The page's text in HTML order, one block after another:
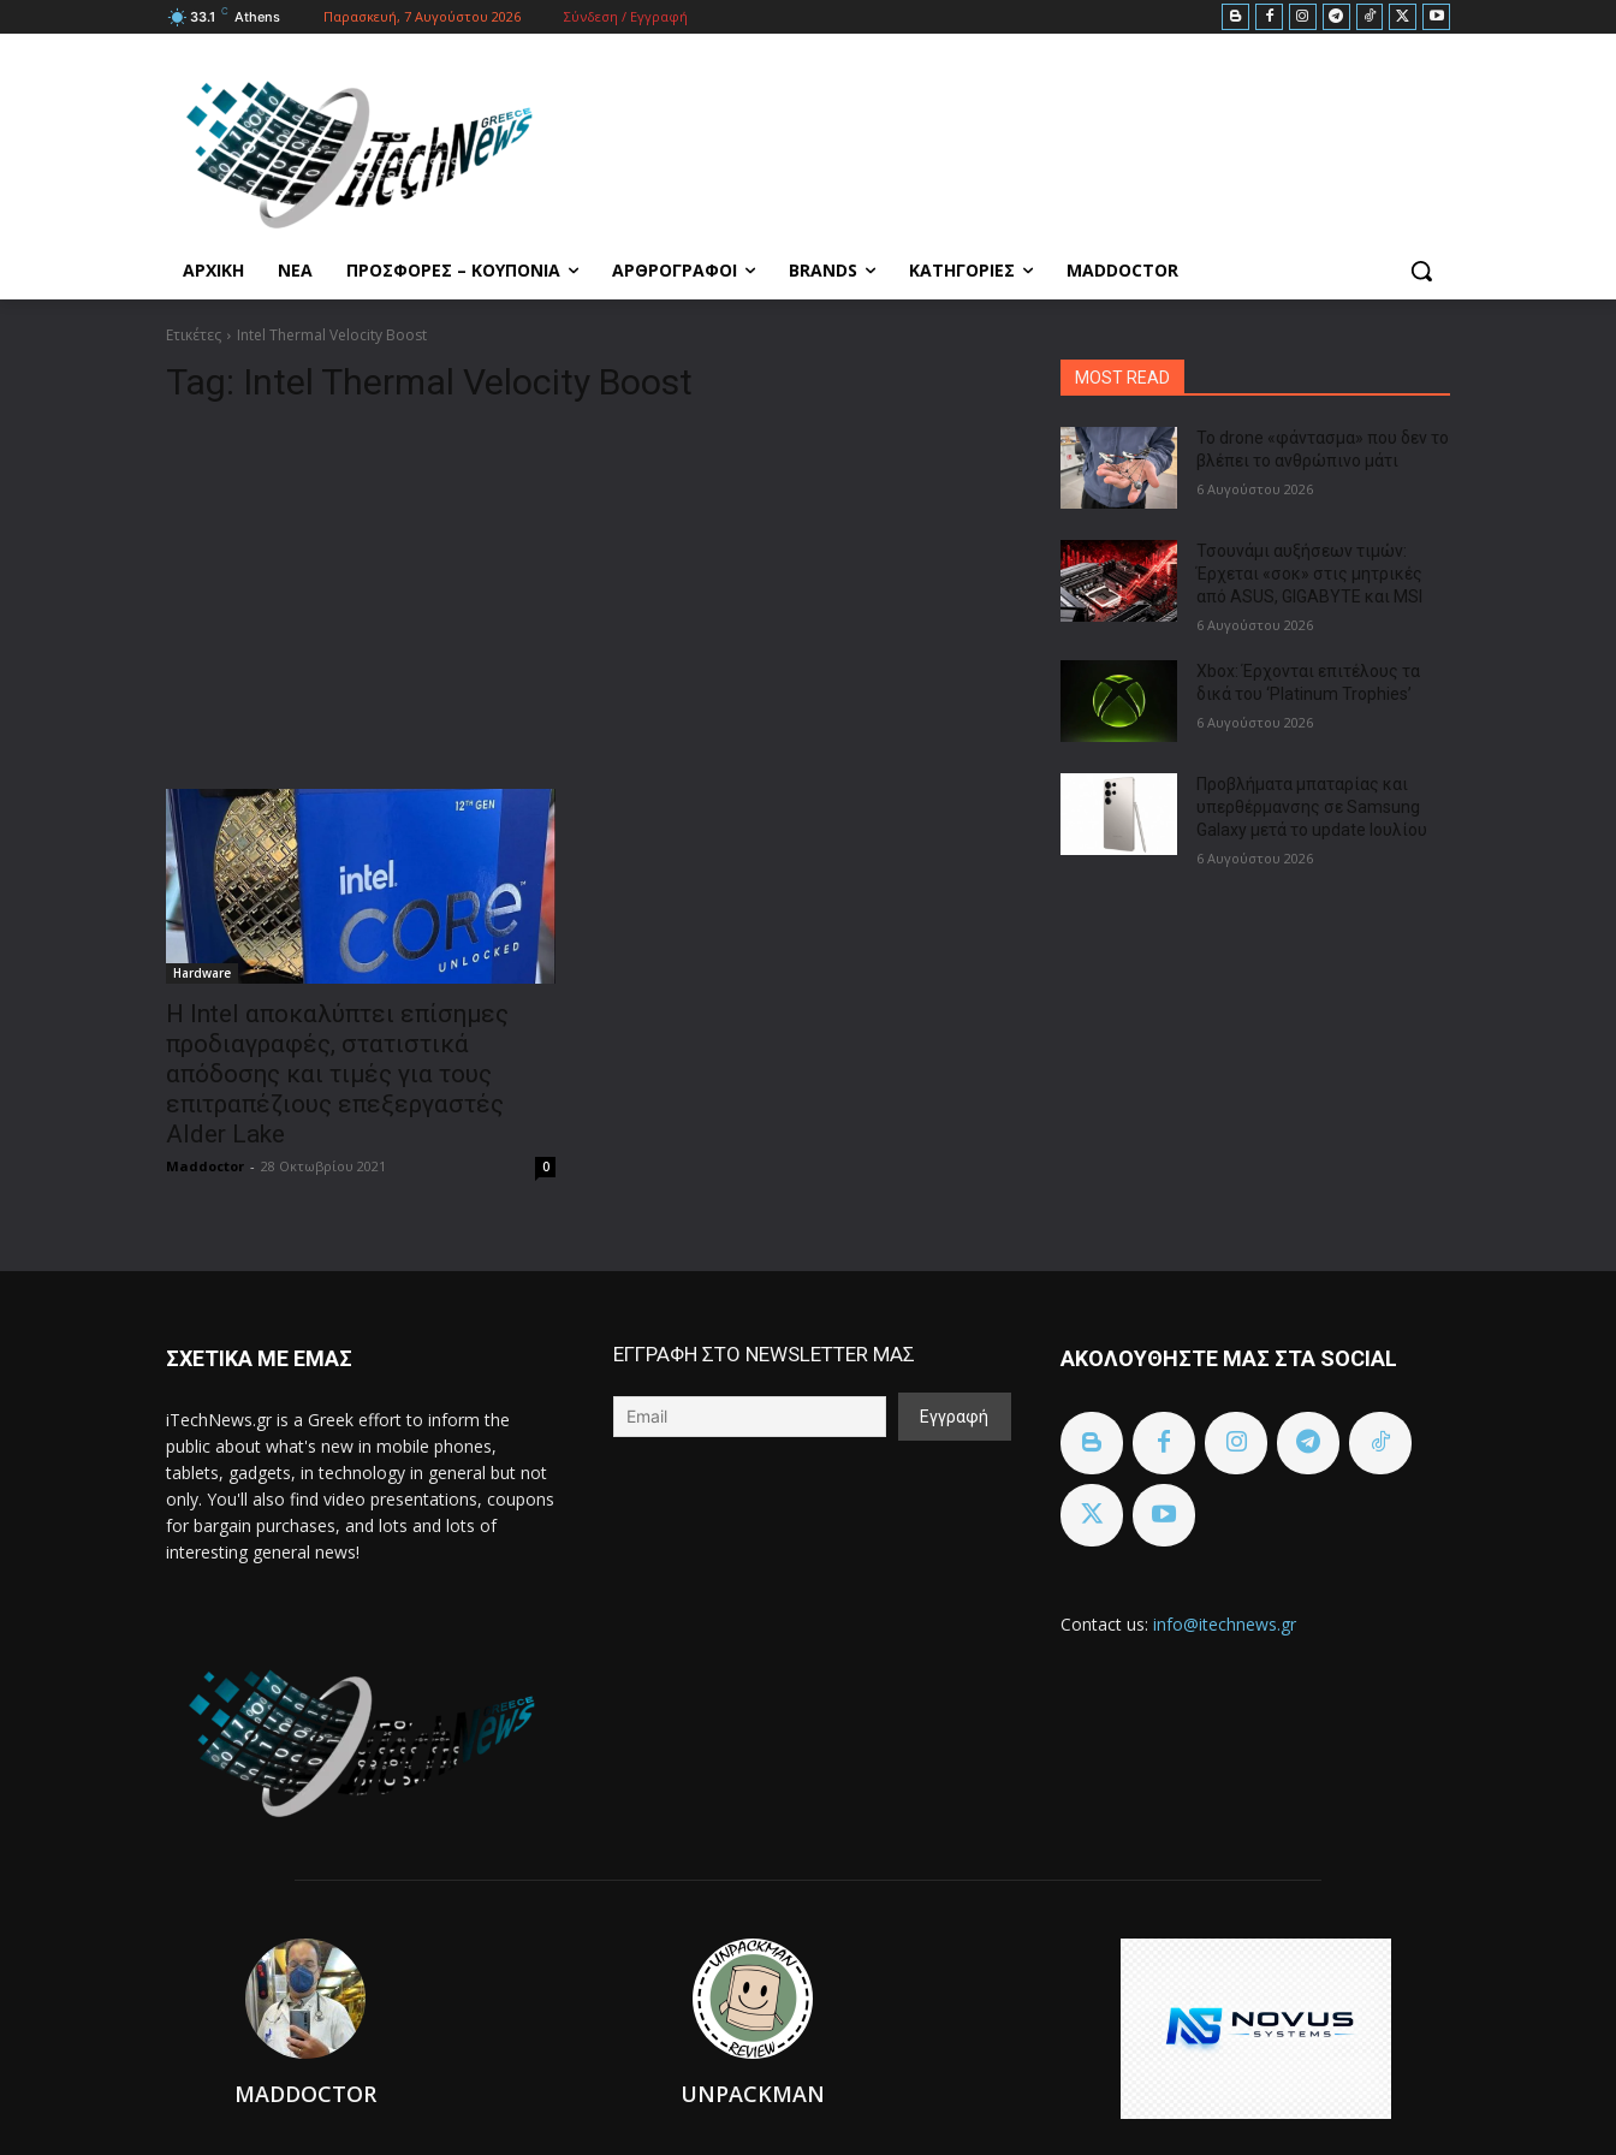
33.1 C Athens Παρασκευή, 7 Αυγούστου 2026 Σύνδεση / Εγγραφή
ΑΡΧΙΚΗ ΝΕΑ ΠΡΟΣΦΟΡΕΣ – ΚΟΥΠΟΝΙΑ ΑΡΘΡΟΓΡΑΦΟΙ BRANDS ΚΑΤΗΓΟΡΙΕΣ MADDOCTOR
Ετικέτες Intel Thermal Velocity Boost
Tag: Intel Thermal Velocity Boost
Hardware
Η Intel αποκαλύπτει επίσημες
προδιαγραφές, στατιστικά
απόδοσης και τιμές για τους
επιτραπέζιους επεξεργαστές
Alder Lake
Maddoctor - 28 Οκτωβρίου 2021 0
MOST READ
Το drone «φάντασμα» που δεν το
βλέπει το ανθρώπινο μάτι
6 Αυγούστου 2026
Τσουνάμι αυξήσεων τιμών:
Έρχεται «σοκ» στις μητρικές
από ASUS, GIGABYTE και MSI
6 Αυγούστου 2026
Xbox: Έρχονται επιτέλους τα
δικά του ‘Platinum Trophies’
6 Αυγούστου 2026
Προβλήματα μπαταρίας και
υπερθέρμανσης σε Samsung
Galaxy μετά το update Ιουλίου
6 Αυγούστου 2026
ΣΧΕΤΙΚΑ ΜΕ ΕΜΑΣ
iTechNews.gr is a Greek effort to inform the
public about what's new in mobile phones,
tablets, gadgets, in technology in general but not
only. You'll also find video presentations, coupons
for bargain purchases, and lots and lots of
interesting general news!
ΕΓΓΡΑΦΗ ΣΤΟ NEWSLETTER ΜΑΣ ΑΚΟΛΟΥΘΗΣΤΕ ΜΑΣ ΣΤΑ SOCIAL
Contact us: info@itechnews.gr
MADDOCTOR UNPACKMAN